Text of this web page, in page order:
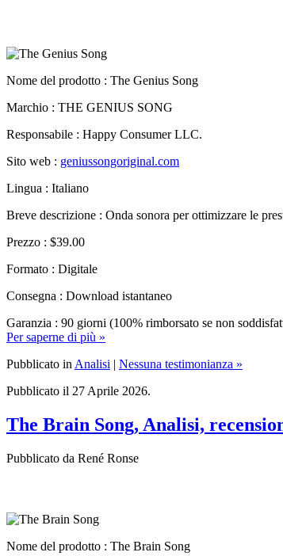
Nome del prodotto : The Genius Song
Marchio : THE GENIUS SONG
Responsabile : Happy Consumer LLC.
Sito web : geniussongoriginal.com
Lingua : Italiano
Breve descrizione : Onda sonora per ottimizzare le
Prezzo : $39.00
Formato : Digitale
Consegna : Download istantaneo
Garanzia : 90 giorni (100% rimborsato se non
Per saperne di più »
Pubblicato in Analisi | Nessuna testimonianza »
Pubblicato il 27 Aprile 2026.
The Brain Song, Analisi,
Pubblicato da René Ronse
Nome del prodotto : The Brain Song